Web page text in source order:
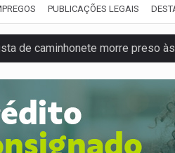
PUBLICAÇÕES LEGAIS
de caminhonete morre preso
gratuitos para aproveitar o
e Força Tática prendem
fortalece parceria com a